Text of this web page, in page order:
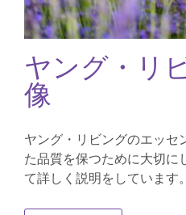
ヤング・リ
像
ヤング・リビングのエッセ
た品質を保つために大切に
て詳しく説明をしています。